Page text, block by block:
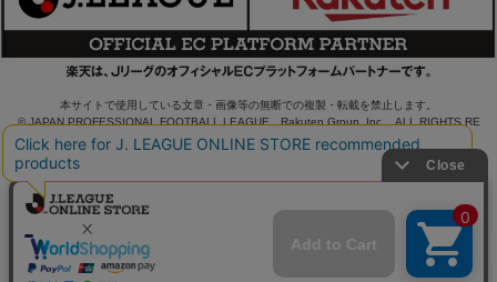
本サイトで使用している文章・画像等の無断での複製・転載を禁止します。
© JAPAN PROFESSIONAL FOOTBALL LEAGUE Rakuten Group, Inc. ALL RIGHTS RE
SERVED.